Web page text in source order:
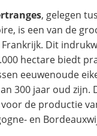
, gelegen
is een van de
Dit
hectare biedt
eeuwenoude
300 jaar oud zijn.
de productie
en